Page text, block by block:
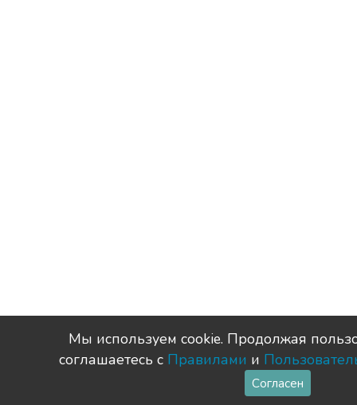
Мы используем сookie. Продолжая
соглашаетесь с Правилами и
Согласен